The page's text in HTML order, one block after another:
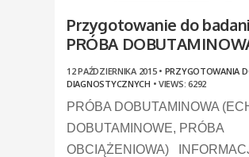
Przygotowanie do
PRÓBA
12 PAŹDZIERNIKA 2015 • PRZYGOTOWANIA
DIAGNOSTYCZNYCH •VIEWS: 6292
PRÓBA DOBUTAMINOWA
DOBUTAMINOWE, PRÓBA
OBCIĄŻENIOWA)